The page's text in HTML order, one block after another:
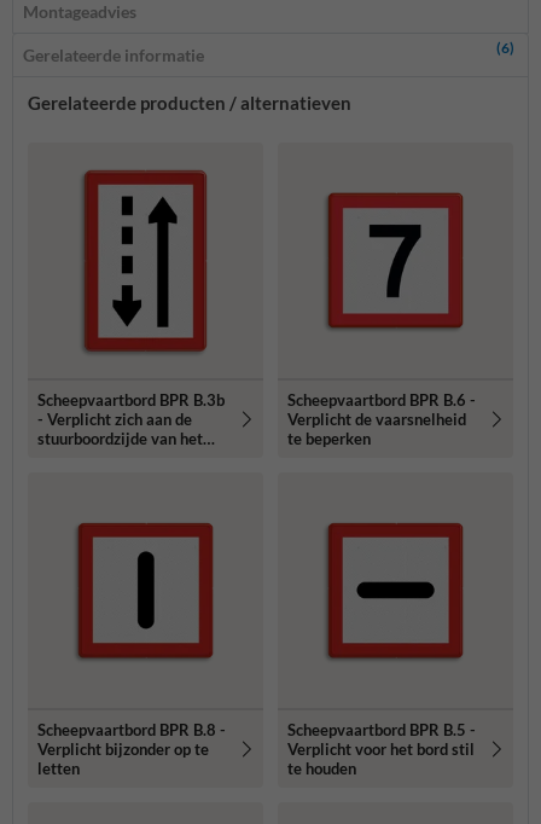
Montageadvies
Gerelateerde informatie (6)
Gerelateerde producten / alternatieven
Scheepvaartbord BPR B.3b
- Verplicht zich aan de
stuurboordzijde van het
Scheepvaartbord BPR B.6 -
Verplicht de vaarsnelheid
te beperken
Scheepvaartbord BPR B.8 -
Verplicht bijzonder op te
letten
Scheepvaartbord BPR B.5 -
Verplicht voor het bord stil
te houden